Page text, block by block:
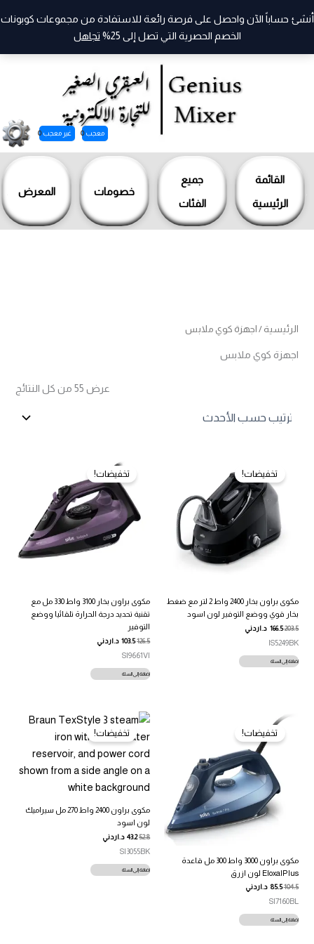
القائمة
الرئيسية
جميع
الفئات
خصومات المعرض
معجب 0 غير معجب 0
أنشئ حساباً الآن واحصل على فرصة رائعة للاستفادة من مجموعات كوبونات
الخصم الحصرية التي تصل إلى 25%
تجاهل
تخطي
الرئيسية / اجهزة كوي ملابس
اجهزة كوي ملابس
عرض ⁦55⁩ من كل النتائج
تخفيضات!
مكوى براون بخار 2400 واط 2 لتر مع ضغط
بخار قوي ووضع التوفير لون اسود
203.5
166.5 د.اردني
IS5249BK
إضافة إلى السلة
تخفيضات!
مكوى براون بخار 3100 واط 330 مل مع
تقنية تحديد درجة الحرارة تلقائيا ووضع
التوفير
126.5
103.5 د.اردني
SI9661VI
إضافة إلى السلة
تخفيضات!
مكوى براون 3000 واط 300 مل قاعدة
EloxalPlus لون ازرق
104.5
85.5 د.اردني
SI7160BL
إضافة إلى السلة
تخفيضات!
مكوى براون 2400 واط 270 مل سيراميك
لون اسود
52.8
43.2 د.اردني
SI3055BK
إضافة إلى السلة